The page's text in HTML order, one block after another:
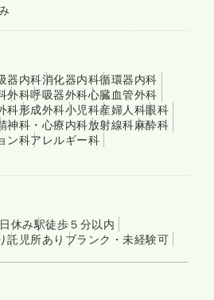
器内科消化器内科循環器内科
外科呼吸器外科心臓血管外科
科形成外科小児科産婦人科眼科
神科・心療内科放射線科麻酔科
ン科アレルギー科
休み駅徒歩５分以内
託児所あり ブランク・未経験可